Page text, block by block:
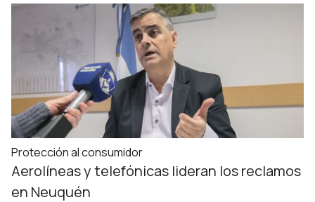
Protección al consumidor
Aerolíneas y telefónicas lideran los reclamos
en Neuquén